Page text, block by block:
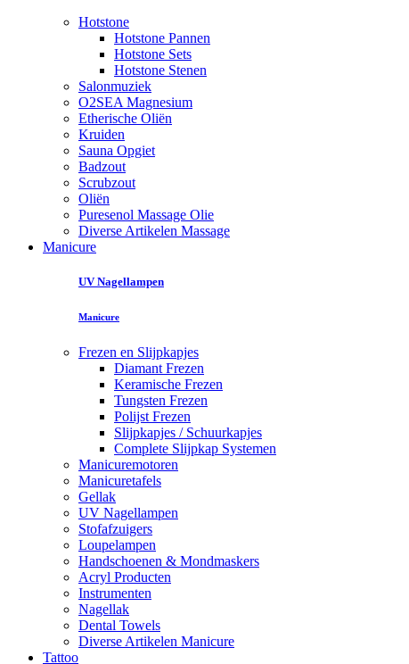
Hotstone
Hotstone Pannen
Hotstone Sets
Hotstone Stenen
Salonmuziek
O2SEA Magnesium
Etherische Oliën
Kruiden
Sauna Opgiet
Badzout
Scrubzout
Oliën
Puresenol Massage Olie
Diverse Artikelen Massage
Manicure
UV Nagellampen
Manicure
Frezen en Slijpkapjes
Diamant Frezen
Keramische Frezen
Tungsten Frezen
Polijst Frezen
Slijpkapjes / Schuurkapjes
Complete Slijpkap Systemen
Manicuremotoren
Manicuretafels
Gellak
UV Nagellampen
Stofafzuigers
Loupelampen
Handschoenen & Mondmaskers
Acryl Producten
Instrumenten
Nagellak
Dental Towels
Diverse Artikelen Manicure
Tattoo